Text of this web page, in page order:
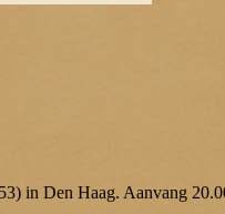
in Den Haag. Aanvang